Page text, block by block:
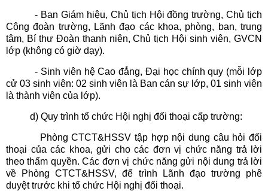
- Ban Giám hiệu, Chủ tịch Hội đồng trường, Chủ tịch
Công đoàn trường, Lãnh đạo các khoa, phòng, ban, trung
tâm, Bí thư Đoàn thanh niên, Chủ tịch Hội sinh viên, GVCN
lớp (không có giờ dạy).
- Sinh viên hệ Cao đẳng, Đại học chính quy (mỗi lớp
cử 03 sinh viên: 02 sinh viên là Ban cán sự lớp, 01 sinh viên
là thành viên của lớp).
d) Quy trình tổ chức Hội nghị đối thoại cấp trường:
Phòng CTCT&HSSV tập hợp nội dung câu hỏi đối
thoại của các khoa, gửi cho các đơn vị chức năng trả lời
theo thẩm quyền. Các đơn vị chức năng gửi nội dung trả lời
về Phòng CTCT&HSSV, để trình Lãnh đạo trường phê
duyệt trước khi tổ chức Hội nghị đối thoại.